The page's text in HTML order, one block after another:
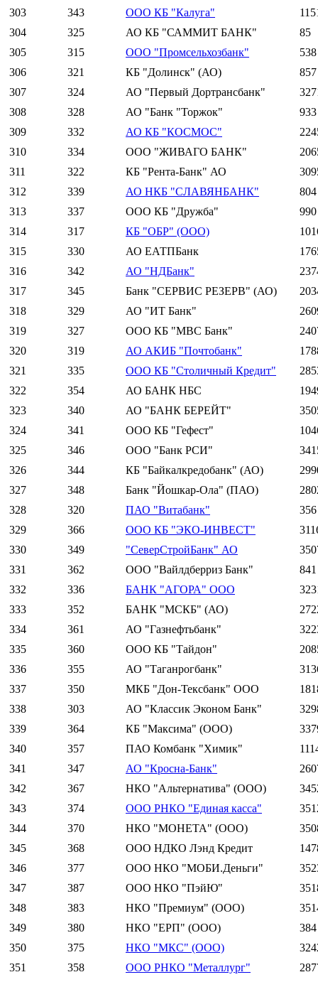
303
343 ООО КБ "Калуга"
304
325 АО КБ "САММИТ БАНК"
85
305
315 ООО "Промсельхозбанк"
538
306
321 КБ "Долинск" (АО)
857
307
324 АО "Первый Дортрансбанк"
308
328 АО "Банк "Торжок"
933
309
332 АО КБ "КОСМОС"
310
334 ООО "ЖИВАГО БАНК"
311
322 КБ "Рента-Банк" АО
312
339 АО НКБ "СЛАВЯНБАНК"
804
313
337 ООО КБ "Дружба"
990
314
317 КБ "ОБР" (ООО)
315
330 АО ЕАТПБанк
316
342 АО "НДБанк"
317
345 Банк "СЕРВИС РЕЗЕРВ" (АО)
318
329 АО "ИТ Банк"
319
327 ООО КБ "МВС Банк"
320
319 АО АКИБ "Почтобанк"
321
335 ООО КБ "Столичный Кредит"
322
354 АО БАНК НБС
323
340 АО "БАНК БЕРЕЙТ"
324
341 ООО КБ "Гефест"
325
346 ООО "Банк РСИ"
326
344 КБ "Байкалкредобанк" (АО)
327
348 Банк "Йошкар-Ола" (ПАО)
328
320 ПАО "Витабанк"
356
329
366 ООО КБ "ЭКО-ИНВЕСТ"
330
349 "СеверСтройБанк" АО
331
362 ООО "Вайлдберриз Банк"
841
332
336 БАНК "АГОРА" ООО
333
352 БАНК "МСКБ" (АО)
334
361 АО "Газнефтьбанк"
335
360 ООО КБ "Тайдон"
336
355 АО "Таганрогбанк"
337
350 МКБ "Дон-Тексбанк" ООО
338
303 АО "Классик Эконом Банк"
339
364 КБ "Максима" (ООО)
340
357 ПАО Комбанк "Химик"
341
347 АО "Кросна-Банк"
342
367 НКО "Альтернатива" (ООО)
343
374 ООО РНКО "Единая касса"
344
370 НКО "МОНЕТА" (ООО)
345
368 ООО НДКО Лэнд Кредит
346
377 ООО НКО "МОБИ.Деньги"
347
387 ООО НКО "ПэйЮ"
348
383 НКО "Премиум" (ООО)
349
380 НКО "ЕРП" (ООО)
384
350
375 НКО "МКС" (ООО)
351
358 ООО РНКО "Металлург"